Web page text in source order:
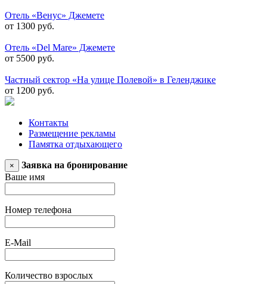
Отель «Венус» Джемете
от 1300 руб.
Отель «Del Mare» Джемете
от 5500 руб.
Частный сектор «На улице Полевой» в Геленджике
от 1200 руб.
Контакты
Размещение рекламы
Памятка отдыхающего
×
Заявка на бронирование
Ваше имя
Номер телефона
E-Mail
Количество взрослых